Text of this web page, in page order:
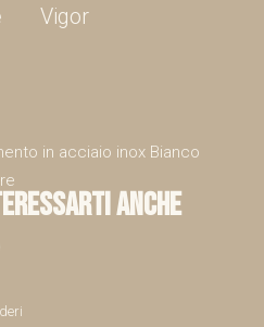
in acciaio inox Bianco
Vigor
ANCHE